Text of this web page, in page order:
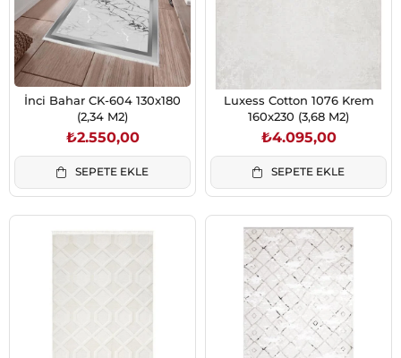
İnci Bahar CK-604 130x180
(2,34 M2)
₺2.550,00
SEPETE EKLE
Luxess Cotton 1076 Krem
160x230 (3,68 M2)
₺4.095,00
SEPETE EKLE